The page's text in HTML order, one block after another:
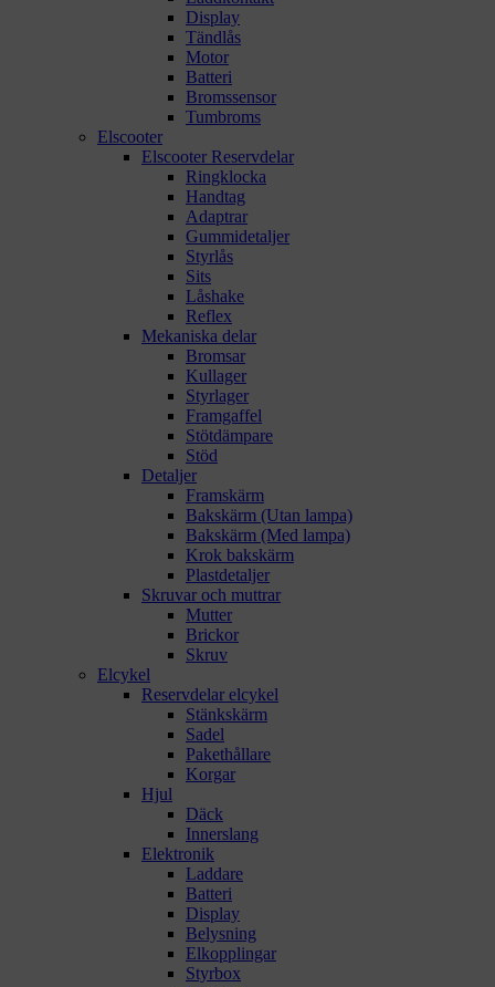
Display
Tändlås
Motor
Batteri
Bromssensor
Tumbroms
Elscooter
Elscooter Reservdelar
Ringklocka
Handtag
Adaptrar
Gummidetaljer
Styrlås
Sits
Låshake
Reflex
Mekaniska delar
Bromsar
Kullager
Styrlager
Framgaffel
Stötdämpare
Stöd
Detaljer
Framskärm
Bakskärm (Utan lampa)
Bakskärm (Med lampa)
Krok bakskärm
Plastdetaljer
Skruvar och muttrar
Mutter
Brickor
Skruv
Elcykel
Reservdelar elcykel
Stänkskärm
Sadel
Pakethållare
Korgar
Hjul
Däck
Innerslang
Elektronik
Laddare
Batteri
Display
Belysning
Elkopplingar
Styrbox